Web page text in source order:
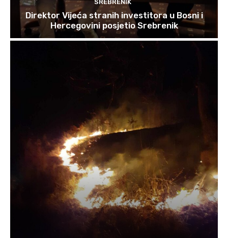
SREBRENIK
Direktor Vijeća stranih investitora u Bosni i
Hercegovini posjetio Srebrenik